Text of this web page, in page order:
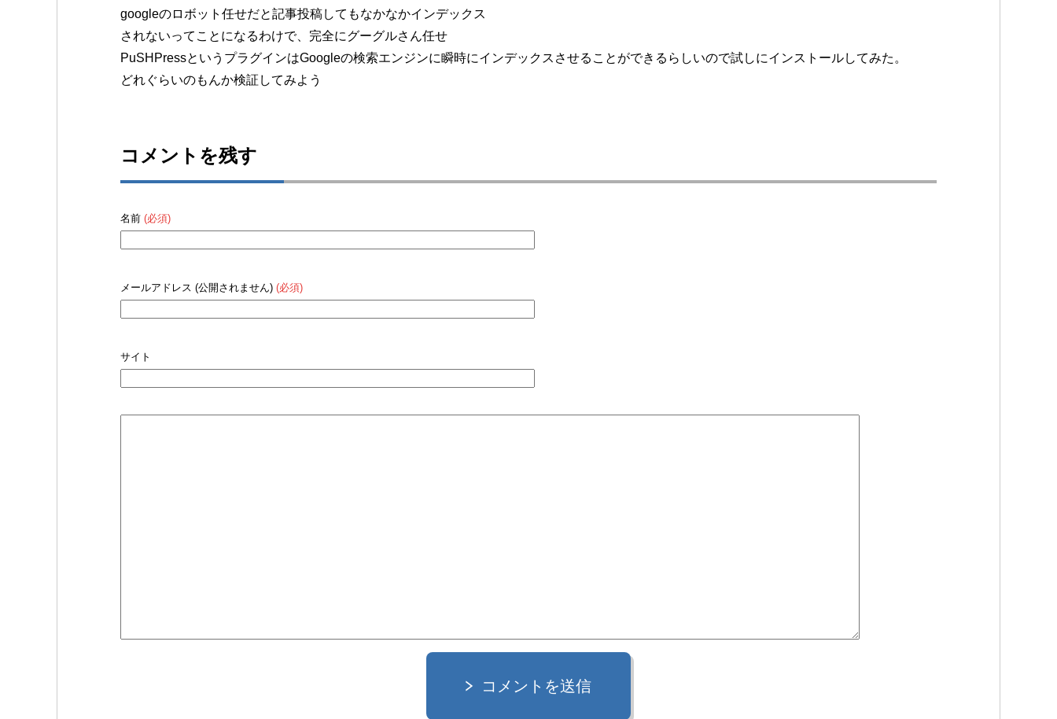
googleのロボット任せだと記事投稿してもなかなかインデックス
されないってことになるわけで、完全にグーグルさん任せ
PuSHPressというプラグインはGoogleの検索エンジンに瞬時にインデックスさせることができるらしいので試しにインストールしてみた。
どれぐらいのもんか検証してみよう
コメントを残す
名前 (必須)
メールアドレス (公開されません) (必須)
サイト
コメントを送信